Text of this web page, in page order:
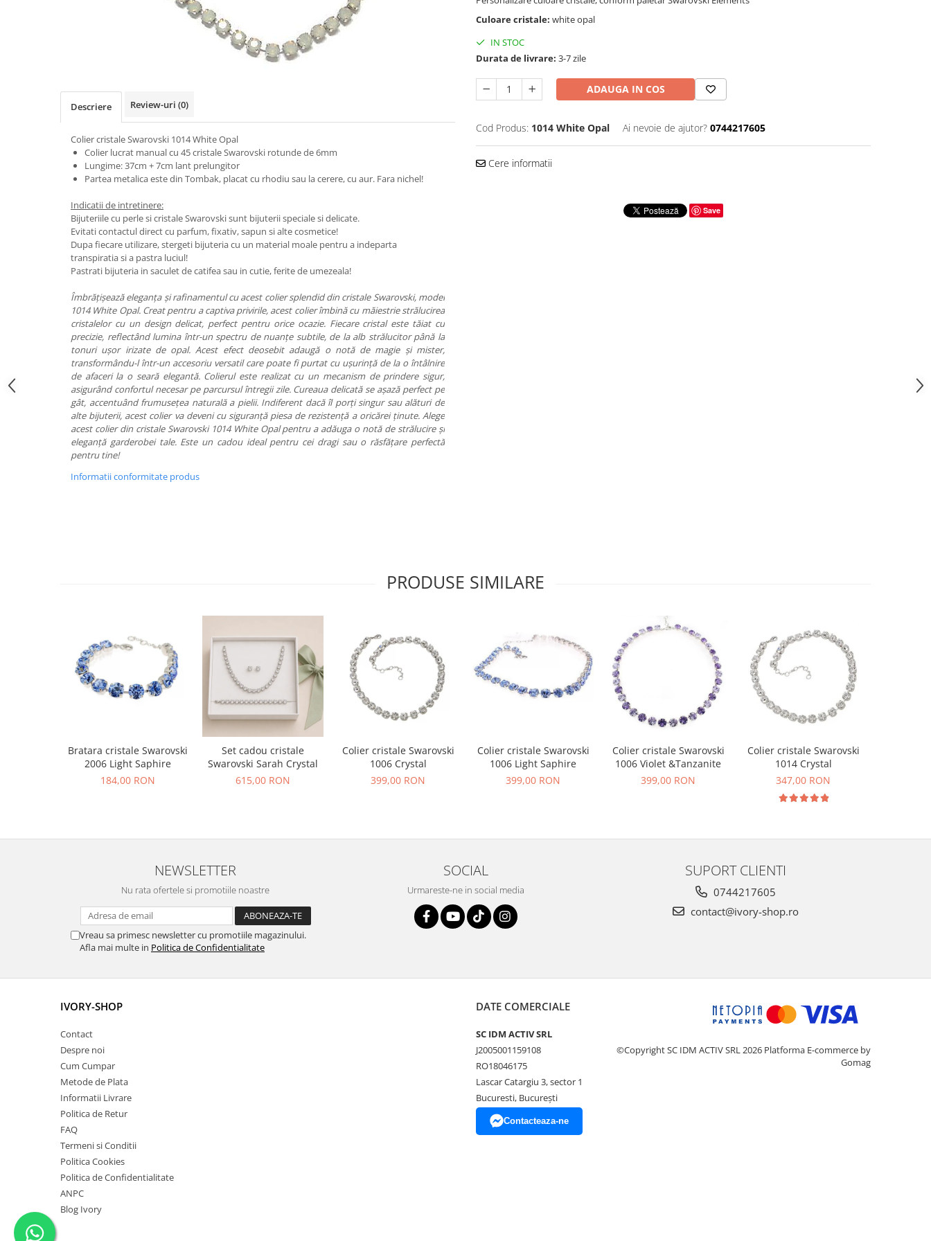
Culoare cristale: white opal
IN STOC
Durata de livrare: 3-7 zile
ADAUGA IN COS
Cod Produs: 1014 White Opal Ai nevoie de ajutor? 0744217605
Cere informatii
Save
Descriere Review-uri (0)
Colier cristale Swarovski 1014 White Opal
Colier lucrat manual cu 45 cristale Swarovski rotunde de 6mm
Lungime: 37cm + 7cm lant prelungitor
Partea metalica este din Tombak, placat cu rhodiu sau la cerere, cu aur. Fara nichel!
Indicatii de intretinere:
Bijuteriile cu perle si cristale Swarovski sunt bijuterii speciale si delicate.
Evitati contactul direct cu parfum, fixativ, sapun si alte cosmetice!
Dupa fiecare utilizare, stergeti bijuteria cu un material moale pentru a indeparta
transpiratia si a pastra luciul!
Pastrati bijuteria in saculet de catifea sau in cutie, ferite de umezeala!
Îmbrățișează eleganța și rafinamentul cu acest colier splendid din cristale Swarovski, model
1014 White Opal. Creat pentru a captiva privirile, acest colier îmbină cu măiestrie strălucirea
cristalelor cu un design delicat, perfect pentru orice ocazie. Fiecare cristal este tăiat cu
precizie, reflectând lumina într-un spectru de nuanțe subtile, de la alb strălucitor până la
tonuri ușor irizate de opal. Acest efect deosebit adaugă o notă de magie și mister,
transformându-l într-un accesoriu versatil care poate fi purtat cu ușurință de la o întâlnire
de afaceri la o seară elegantă. Colierul este realizat cu un mecanism de prindere sigur,
asigurând confortul necesar pe parcursul întregii zile. Cureaua delicată se așază perfect pe
gât, accentuând frumusețea naturală a pielii. Indiferent dacă îl porți singur sau alături de
alte bijuterii, acest colier va deveni cu siguranță piesa de rezistență a oricărei ținute. Alege
acest colier din cristale Swarovski 1014 White Opal pentru a adăuga o notă de strălucire și
eleganță garderobei tale. Este un cadou ideal pentru cei dragi sau o răsfățare perfectă
pentru tine!
Informatii conformitate produs
PRODUSE SIMILARE
Bratara cristale Swarovski
2006 Light Saphire
184,00 RON
Set cadou cristale
Swarovski Sarah Crystal
615,00 RON
Colier cristale Swarovski
1006 Crystal
399,00 RON
Colier cristale Swarovski
1006 Light Saphire
399,00 RON
Colier cristale Swarovski
1006 Violet &Tanzanite
399,00 RON
Colier cristale Swarovski
1014 Crystal
347,00 RON
NEWSLETTER
Nu rata ofertele si promotiile noastre
Vreau sa primesc newsletter cu promotiile magazinului.
Afla mai multe in Politica de Confidentialitate
SOCIAL
Urmareste-ne in social media
SUPORT CLIENTI
0744217605
contact@ivory-shop.ro
IVORY-SHOP
Contact
Despre noi
Cum Cumpar
Metode de Plata
Informatii Livrare
Politica de Retur
FAQ
Termeni si Conditii
Politica Cookies
Politica de Confidentialitate
ANPC
Blog Ivory
DATE COMERCIALE
SC IDM ACTIV SRL
J2005001159108
RO18046175
Lascar Catargiu 3, sector 1
Bucuresti, Bucureşti
Contacteaza-ne
©Copyright SC IDM ACTIV SRL 2026 Platforma E-commerce by
Gomag